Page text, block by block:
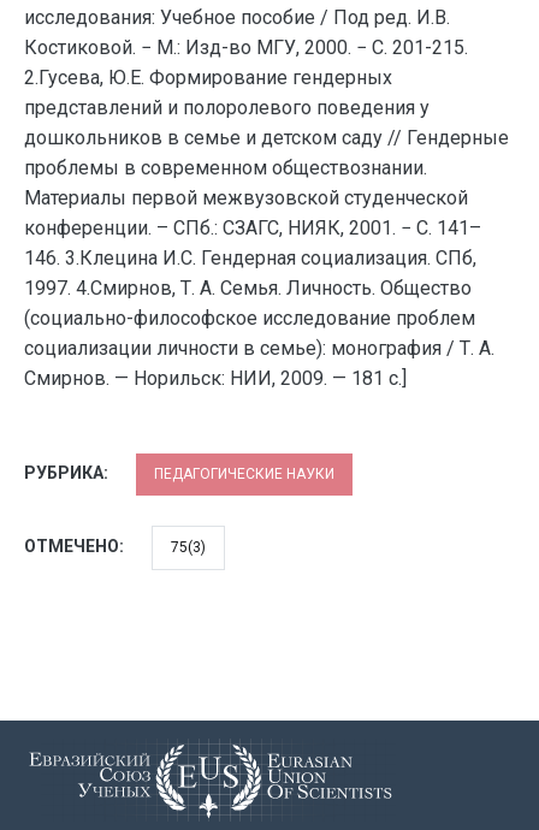
исследования: Учебное пособие / Под ред. И.В.
Костиковой. − М.: Изд-во МГУ, 2000. − С. 201-215.
2.Гусева, Ю.Е. Формирование гендерных
представлений и полоролевого поведения у
дошкольников в семье и детском саду // Гендерные
проблемы в современном обществознании.
Материалы первой межвузовской студенческой
конференции. – СПб.: СЗАГС, НИЯК, 2001. − С. 141–
146. 3.Клецина И.С. Гендерная социализация. СПб,
1997. 4.Смирнов, Т. А. Семья. Личность. Общество
(социально-философское исследование проблем
социализации личности в семье): монография / Т. А.
Смирнов. — Норильск: НИИ, 2009. — 181 с.]
РУБРИКА: ПЕДАГОГИЧЕСКИЕ НАУКИ
ОТМЕЧЕНО: 75(3)